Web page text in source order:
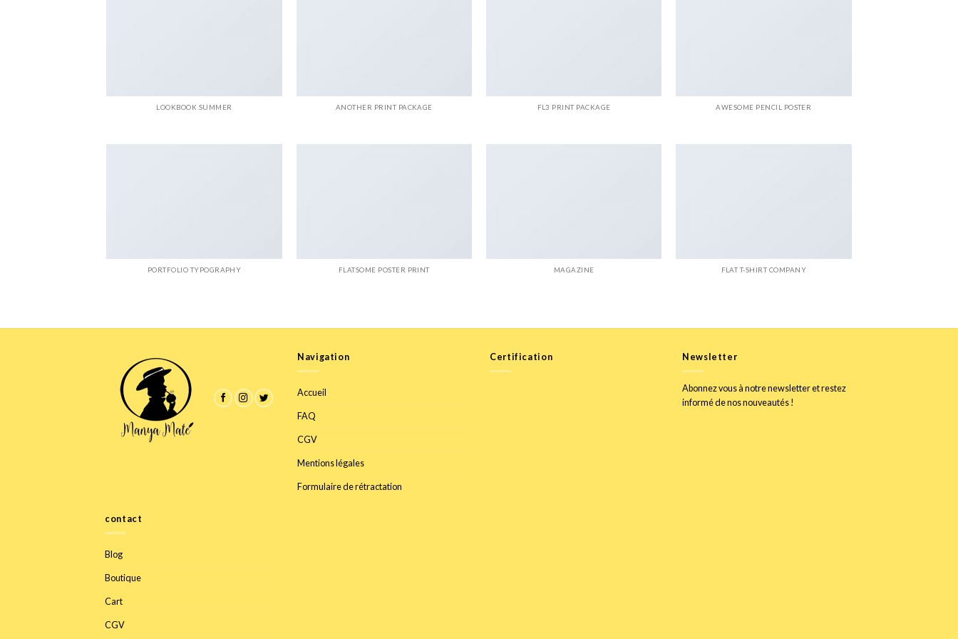
LOOKBOOK SUMMER ANOTHER PRINT PACKAGE FL3 PRINT PACKAGE AWESOME PENCIL POSTER
PORTFOLIO TYPOGRAPHY FLATSOME POSTER PRINT MAGAZINE FLAT T-SHIRT COMPANY
Navigation
Accueil
FAQ
CGV
Mentions légales
Formulaire de rétractation
Certification Newsletter
Abonnez vous à notre newsletter et restez
informé de nos nouveautés !
contact
Blog
Boutique
Cart
CGV